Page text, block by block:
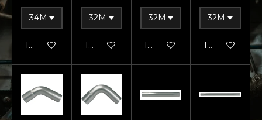
In winkelwagenIn winkelwagenIn winkelwagenIn